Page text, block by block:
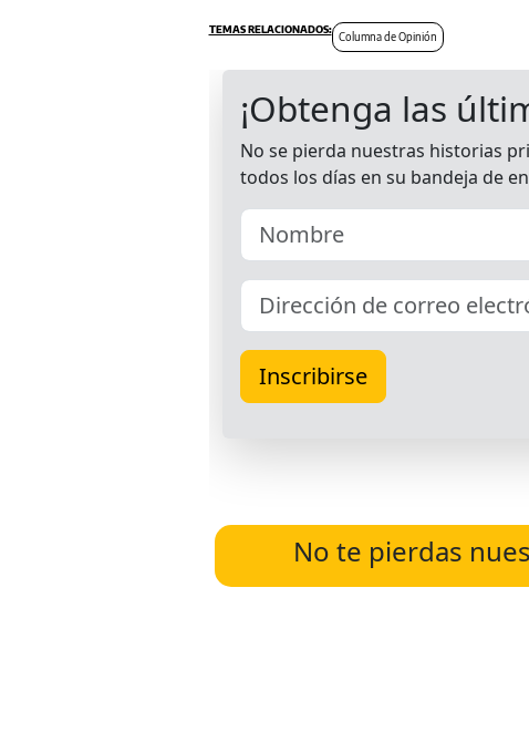
Columna de Opinión
No te pierdas